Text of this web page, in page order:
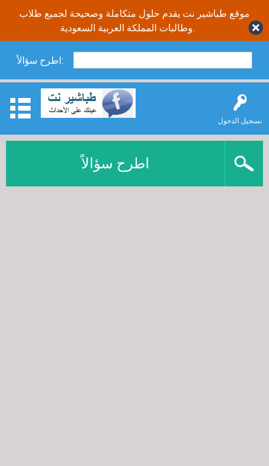
موقع طباشير نت يقدم حلول متكاملة وصحيحة لجميع طلاب
اطرح سؤالاً:
تسجيل الدخول
اطرح سؤالاً